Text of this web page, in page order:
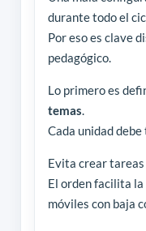
durante todo el
Por eso es clave
pedagógico.
Lo primero es
temas
Cada unidad
Evita crear
El orden facilita
móviles con baja